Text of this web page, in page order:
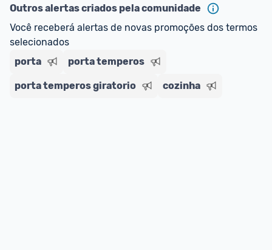
Outros alertas criados pela comunidade
Você receberá alertas de novas promoções dos termos
selecionados
porta
porta temperos
porta temperos giratorio cozinha